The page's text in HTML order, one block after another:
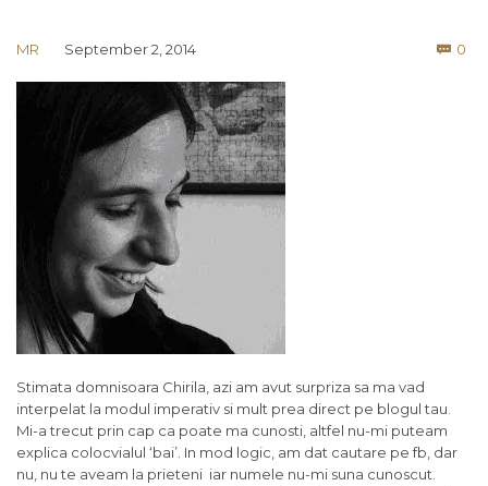
MR September 2, 2014  0
Stimata domnisoara Chirila, azi am avut surpriza sa ma vad
interpelat la modul imperativ si mult prea direct pe blogul tau.
Mi-a trecut prin cap ca poate ma cunosti, altfel nu-mi puteam
explica colocvialul ‘bai’. In mod logic, am dat cautare pe fb, dar
nu, nu te aveam la prieteni iar numele nu-mi suna cunoscut.